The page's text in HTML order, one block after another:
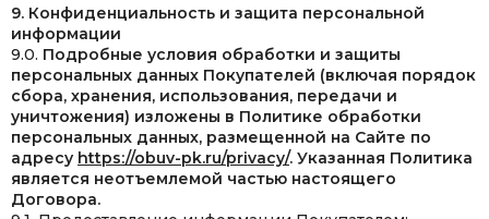
9. Конфиденциальность и защита персональной
информации
9.0. Подробные условия обработки и защиты
персональных данных Покупателей (включая порядок
сбора, хранения, использования, передачи и
уничтожения) изложены в Политике обработки
персональных данных, размещенной на Сайте по
адресу https://obuv-pk.ru/privacy/. Указанная Политика
является неотъемлемой частью настоящего
Договора.